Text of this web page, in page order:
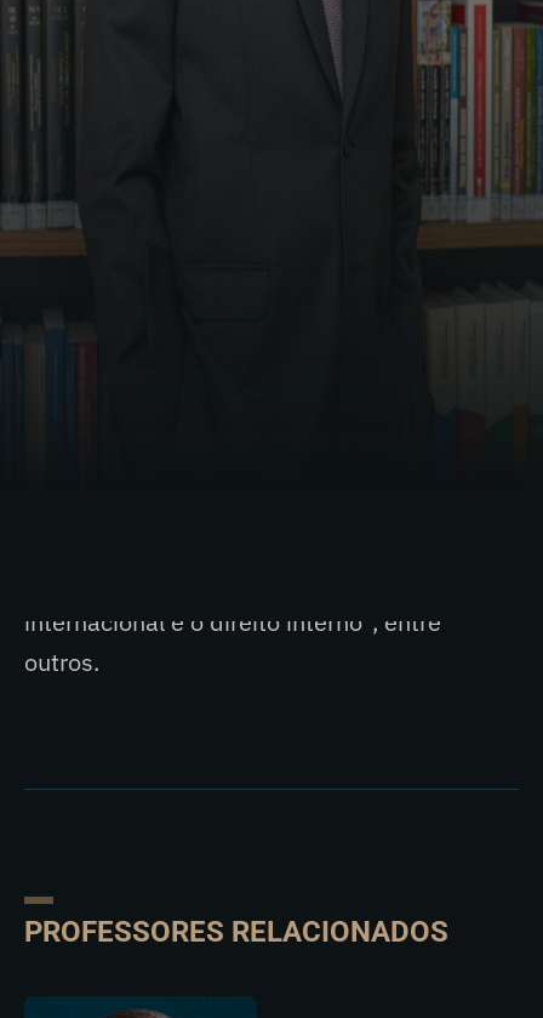
30 anos de experiência no direito tributário,
que iniciou sua carreira em Brasília, depois
fixando-se em São Paulo, com passagens em
internacional e o direito interno”, entre
outros.
PROFESSORES RELACIONADOS